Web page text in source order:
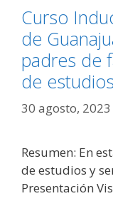
Curso
de
padres de
de
30 agosto, 2023
Resumen: En
de estudios y
Presentación